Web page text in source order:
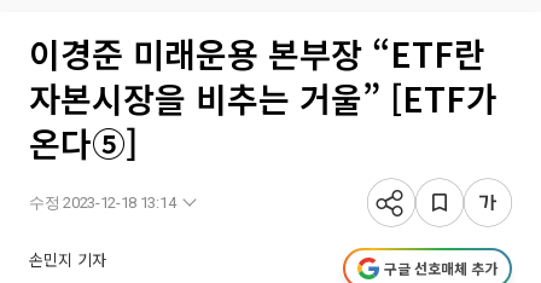
이경준 미래운용 본부장 “ETF란
자본시장을 비추는 거울” [ETF가
온다⑤]
수정 2023-12-18 13:14
손민지 기자 구글 선호매체 추가